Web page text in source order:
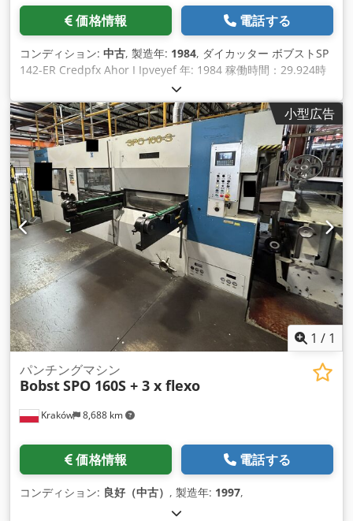
価格情報 電話する
コンディション: 中古, 製造年: 1984, ダイカッター ボブストSP
142-ER Credpfx Ahor I Ipveyef 年: 1984 稼働時間：29.924時
間（カウンター上。） 装備 - ストリップおよびブランキング・
ステーション - プッシュレイシステム - マニュアルチェンジオ
ーバーバー付きノンストップフィーダー - ノンストップデリバ
リー - 段ボールフィーダー - ストリッパーのクイックロック -
マイクロメトリックシステム 技術仕様 - 最高切断速度：6.000
s/h - 最大シートサイズ：1420 x 1020 mm - 最小シートサイ
ズ：700 x 500 mm - 切断力：最大600 T - 最大2,000g/m2まで
のソリッドボード - 厚さ4mmまでの段ボール
小型広告
1 / 1
Kraków 8,688 km
パンチングマシン
BobstSPO 160S + 3 x flexo
価格情報 電話する
コンディション: 良好（中古） , 製造年: 1997,